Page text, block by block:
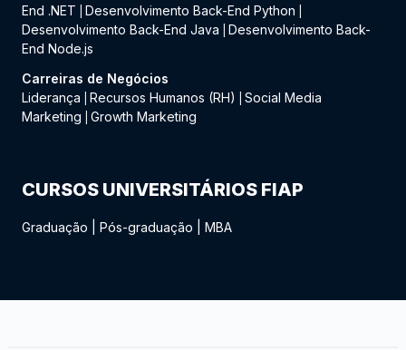
End .NET
Desenvolvimento Back-End Python
Desenvolvimento Back-End Java
Desenvolvimento Back-
End Node.js
Carreiras de Negócios
Liderança
Recursos Humanos (RH)
Social Media
Marketing
Growth Marketing
CURSOS UNIVERSITÁRIOS FIAP
Graduação Pós-graduação MBA